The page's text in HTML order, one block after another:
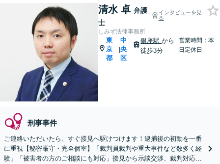
清水 卓 弁護
士
インタビューを見
る
しみず法律事務所
東
京
都
|
中
央
区
銀座駅から
徒歩3分
営業時間：本
日定休日
刑事事件
ご連絡いただいたら、すぐ接見へ駆けつけます！逮捕後の初動を一番
に重視【秘密厳守・完全個室】「裁判員裁判や重大事件など数多く経
験」「被害者の方のご相談にも対応」接見から示談交渉、裁判対応ま